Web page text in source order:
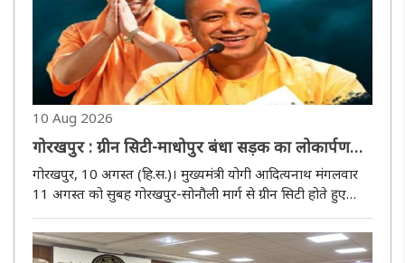
10 Aug 2026
गोरखपुर : ग्रीन सिटी-माधोपुर बंधा सड़क का लोकार्पण
करेंगे मुख्यमंत्री योगी
गोरखपुर, 10 अगस्त (हि.स.)। मुख्यमंत्री योगी आदित्यनाथ मंगलवार
11 अगस्त को सुबह गोरखपुर-सोनौली मार्ग से ग्रीन सिटी होते हुए
लोकार्पण करेंगे। करीब दो किमी. की लंबाई में इस सड़क के निर्माण पर
69.58 करोड़..